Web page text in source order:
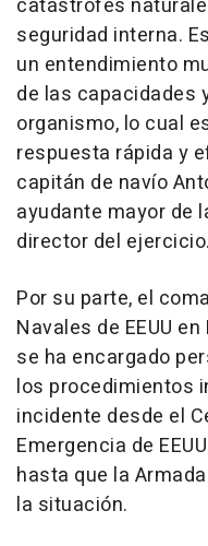
catástrofes
seguridad interna.
un entendimiento
de las capacidades
organismo, lo cual
respuesta rápida y
capitán de navío
ayudante mayor de
director del ejercicio.
Por su parte, el
Navales de EEUU
se ha encargado
los procedimientos
incidente desde el
Emergencia de
hasta que la
la situación.